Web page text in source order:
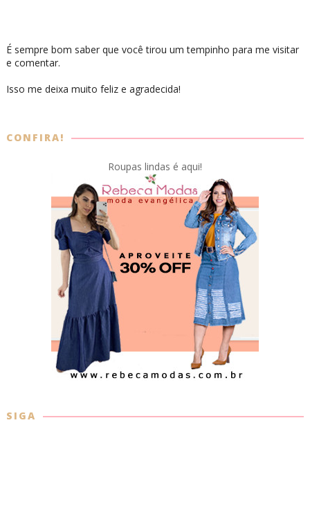
É sempre bom saber que você tirou um tempinho para me visitar
e comentar.
Isso me deixa muito feliz e agradecida!
CONFIRA!
Roupas lindas é aqui!
SIGA